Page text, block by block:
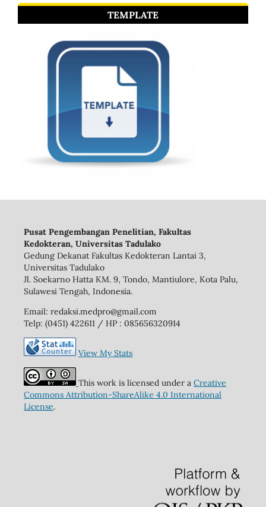
TEMPLATE
Pusat Pengembangan Penelitian, Fakultas
Kedokteran, Universitas Tadulako
Gedung Dekanat Fakultas Kedokteran Lantai 3,
Universitas Tadulako
Jl. Soekarno Hatta KM. 9, Tondo, Mantiulore, Kota Palu,
Sulawesi Tengah, Indonesia.
Email: redaksi.medpro@gmail.com
Telp: (0451) 422611 / HP : 085656320914
View My Stats
This work is licensed under a Creative
Commons Attribution-ShareAlike 4.0 International
License.